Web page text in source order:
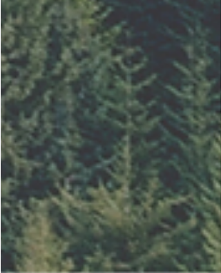
スで気良の景色を堪能しながら手づくりピザ作
り！...